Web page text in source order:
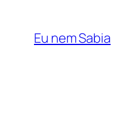
Eu nem Sabia